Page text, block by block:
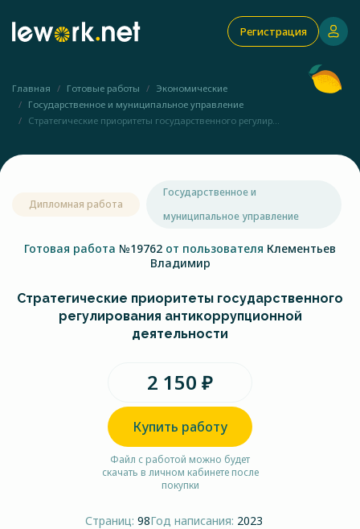
Регистрация
Главная Готовые работы
Экономические
Государственное и муниципальное управление
Стратегические приоритеты государственного регулир...
Дипломная работа
Государственное и
муниципальное управление
Готовая работа №19762 от пользователя Клементьев
Владимир
Стратегические приоритеты государственного
регулирования антикоррупционной
деятельности
2 150 ₽
Купить работу
Файл с работой можно будет
скачать в личном кабинете после
покупки
Страниц: 98Год написания: 2023